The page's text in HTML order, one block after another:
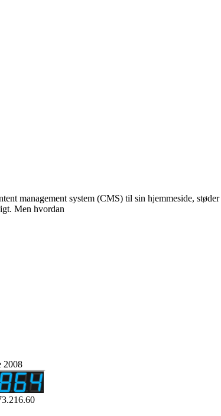
management system (CMS) til sin hjemmeside,
Men hvordan
2008